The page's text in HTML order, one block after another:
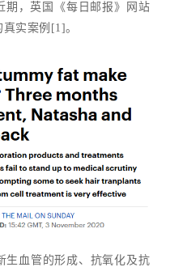
期，英国《每日邮报》网站
实案例[1]。
生血管的形成、抗氧化及抗